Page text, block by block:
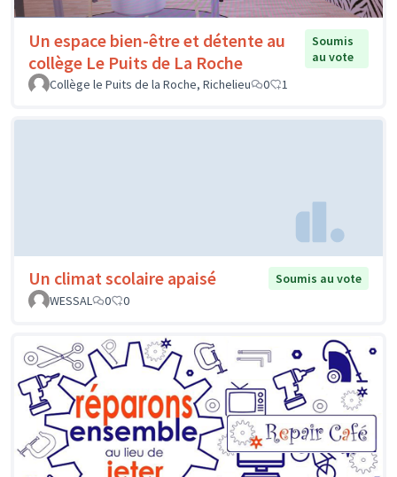
Un espace bien-être et détente au
collège Le Puits de La Roche
Soumis
au vote
Collège le Puits de la Roche, Richelieu
0 1
Un climat scolaire apaisé
Soumis au vote
WESSAL
0 0